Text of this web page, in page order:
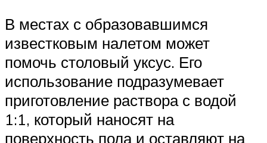
В местах с образовавшимся
известковым налетом может
помочь столовый уксус. Его
использование подразумевает
приготовление раствора с водой
1:1, который наносят на
поверхность пола и оставляют на